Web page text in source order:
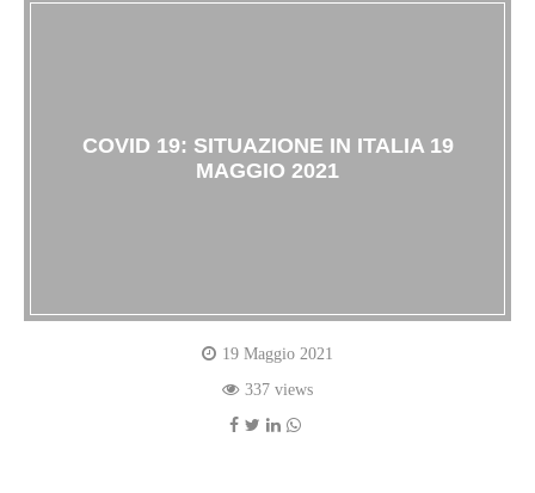
COVID 19: SITUAZIONE IN ITALIA 19
MAGGIO 2021
19 Maggio 2021
337 views